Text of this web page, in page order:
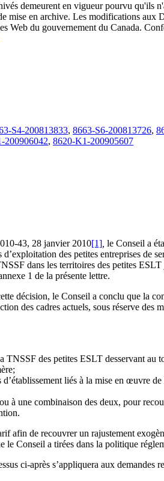
demeurent en vigueur pourvu qu'ils
mise en archive. Les modifications aux
Web du gouvernement du Canada.
S4-200813833, 8663-S6-200813726,
200906042, 8620-K1-200905607
43, 28 janvier 2010[1] le Conseil a
des petites entreprises de
dans les territoires des petites ESLT
1 de la présente lettre.
décision, le Conseil a conclu que la
des cadres actuels, sous réserve des
des petites ESLT desservant au
liés à la mise en œuvre
à une combinaison des deux, pour
afin de recouvrer un rajustement
Conseil a tirées dans la politique
ci-après s’appliquera aux demandes